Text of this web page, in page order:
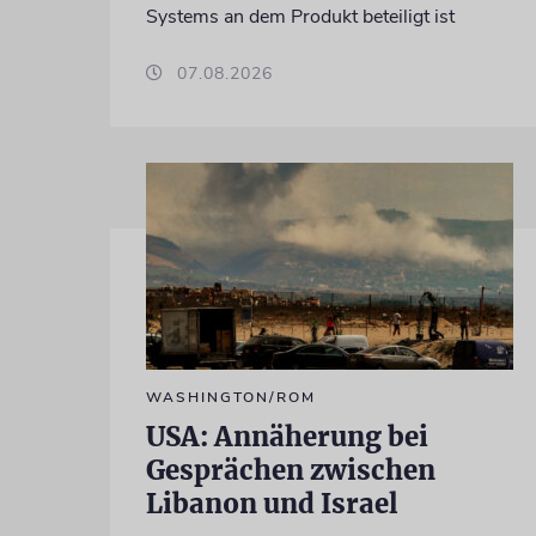
Systems an dem Produkt beteiligt ist
07.08.2026
WASHINGTON/ROM
USA: Annäherung bei
Gesprächen zwischen
Libanon und Israel